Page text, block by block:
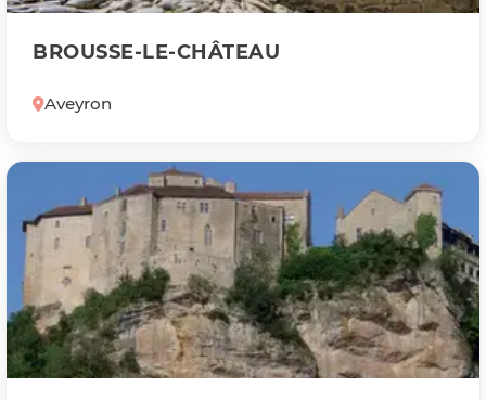
BROUSSE-LE-CHÂTEAU
Aveyron